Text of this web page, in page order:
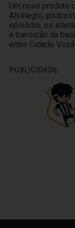
Um novo produto
Alvinegro,
episódio, os
a transição da
entre Cidade
PUBLICIDADE